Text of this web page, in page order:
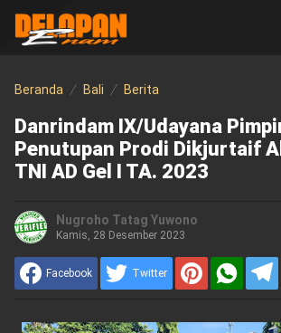
Beranda Bali Berita
Danrindam IX/Udayana
Penutupan Prodi Dikjurtaif
TNI AD Gel I TA. 2023
Nugroho Tatag Yuwono
Kamis, 28 Desember 2023
Facebook Twitter